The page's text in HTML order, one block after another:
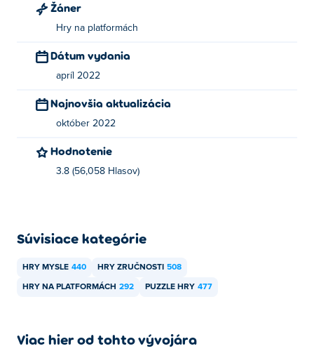
Žáner
Hry na platformách
Dátum vydania
apríl 2022
Najnovšia aktualizácia
október 2022
Hodnotenie
3.8 (56,058 Hlasov)
Súvisiace kategórie
HRY MYSLE 440 HRY ZRUČNOSTI 508
HRY NA PLATFORMÁCH 292 PUZZLE HRY 477
Viac hier od tohto vývojára